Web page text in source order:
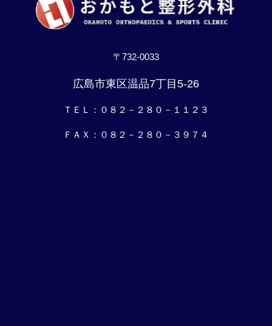
〒732-0033
広島市東区温品7丁目5-26
ＴＥＬ：０８２－２８０－１１２３
ＦＡＸ：０８２－２８０－３９７４